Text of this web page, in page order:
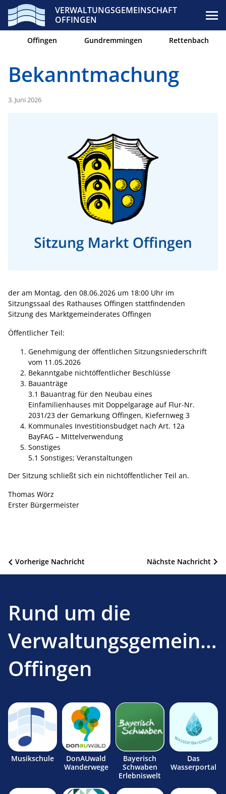
VERWALTUNGSGEMEINSCHAFT
OFFINGEN
Offingen Gundremmingen Rettenbach
Bekanntmachung
3. Juni 2026
der am Montag, den 08.06.2026 um 18:00 Uhr im
Sitzungssaal des Rathauses Offingen stattfindenden
Sitzung des Marktgemeinderates Offingen
Öffentlicher Teil:
Genehmigung der öffentlichen Sitzungsniederschrift
vom 11.05.2026
Bekanntgabe nichtöffentlicher Beschlüsse
Bauanträge
3.1 Bauantrag für den Neubau eines
Einfamilienhauses mit Doppelgarage auf Flur-Nr.
2031/23 der Gemarkung Offingen, Kiefernweg 3
Kommunales Investitionsbudget nach Art. 12a
BayFAG – Mittelverwendung
Sonstiges
5.1 Sonstiges; Veranstaltungen
Der Sitzung schließt sich ein nichtöffentlicher Teil an.
Thomas Wörz
Erster Bürgermeister
Beitragsnavigation Nächste Nachricht
Vorherige Nachricht
Rund um die
Offingen
Musikschule
DonAUwald
Wanderwege
Bayerisch
Schwaben
Erlebniswelt
Das
Wasserportal